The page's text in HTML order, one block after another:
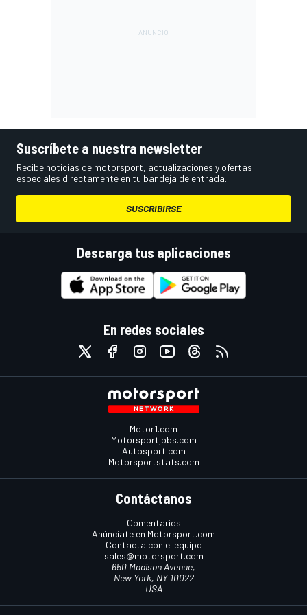
Suscríbete a nuestra newsletter
Recibe noticias de motorsport, actualizaciones y ofertas
especiales directamente en tu bandeja de entrada.
SUSCRIBIRSE
Descarga tus aplicaciones
En redes sociales
Motor1.com
Motorsportjobs.com
Autosport.com
Motorsportstats.com
Contáctanos
Comentarios
Anúnciate en Motorsport.com
Contacta con el equipo
sales@motorsport.com
650 Madison Avenue,
New York, NY 10022
USA